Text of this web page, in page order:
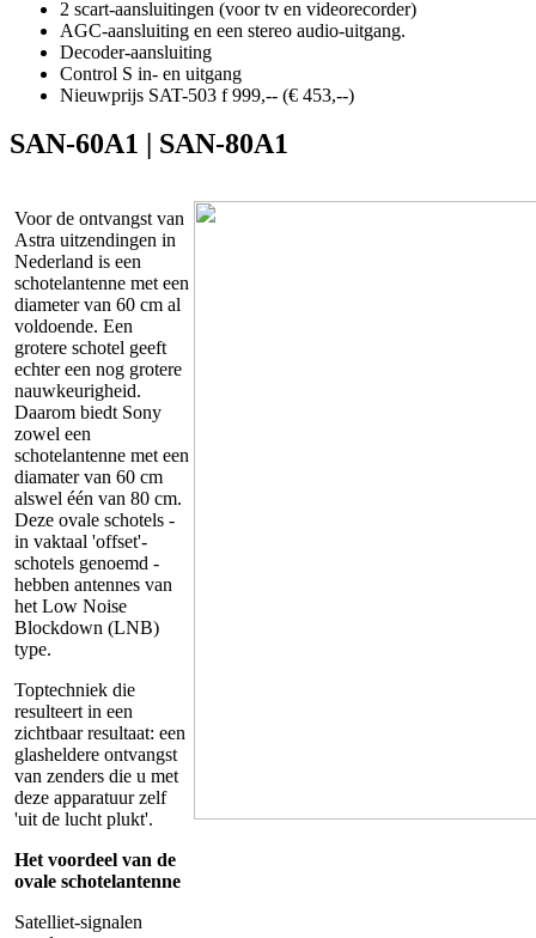
2 scart-aansluitingen (voor tv en videorecorder)
AGC-aansluiting en een stereo audio-uitgang.
Decoder-aansluiting
Control S in- en uitgang
Nieuwprijs SAT-503 f 999,-- (€ 453,--)
SAN-60A1 | SAN-80A1
Voor de ontvangst van
Astra uitzendingen in
Nederland is een
schotelantenne met een
diameter van 60 cm al
voldoende. Een
grotere schotel geeft
echter een nog grotere
nauwkeurigheid.
Daarom biedt Sony
zowel een
schotelantenne met een
diamater van 60 cm
alswel één van 80 cm.
Deze ovale schotels -
in vaktaal 'offset'-
schotels genoemd -
hebben antennes van
het Low Noise
Blockdown (LNB)
type.
Toptechniek die
resulteert in een
zichtbaar resultaat: een
glasheldere ontvangst
van zenders die u met
deze apparatuur zelf
'uit de lucht plukt'.
Het voordeel van de
ovale schotelantenne
Satelliet-signalen